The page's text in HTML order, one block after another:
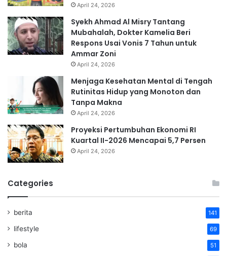
April 24, 2026
Syekh Ahmad Al Misry Tantang
Mubahalah, Dokter Kamelia Beri
Respons Usai Vonis 7 Tahun untuk
Ammar Zoni
April 24, 2026
Menjaga Kesehatan Mental di Tengah
Rutinitas Hidup yang Monoton dan
Tanpa Makna
April 24, 2026
Proyeksi Pertumbuhan Ekonomi RI
Kuartal II-2026 Mencapai 5,7 Persen
April 24, 2026
Categories
berita 141
lifestyle 69
bola 51